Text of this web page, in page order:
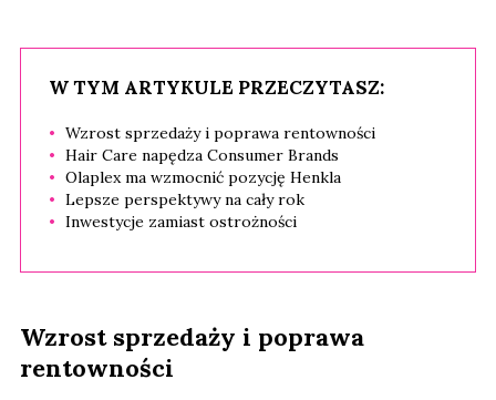
W TYM ARTYKULE PRZECZYTASZ:
Wzrost sprzedaży i poprawa rentowności
Hair Care napędza Consumer Brands
Olaplex ma wzmocnić pozycję Henkla
Lepsze perspektywy na cały rok
Inwestycje zamiast ostrożności
Wzrost sprzedaży i poprawa
rentowności